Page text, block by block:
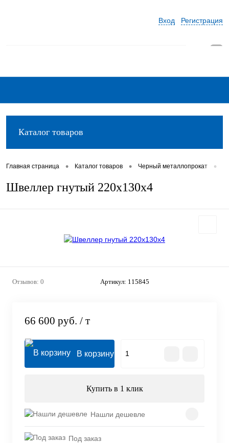
Вход Регистрация
Каталог товаров
Главная страница • Каталог товаров • Черный металлопрокат •
Швеллер гнутый 220х130х4
Отзывов: 0 Артикул: 115845
66 600 руб. / т
В корзину
Купить в 1 клик
Нашли дешевле
Под заказ